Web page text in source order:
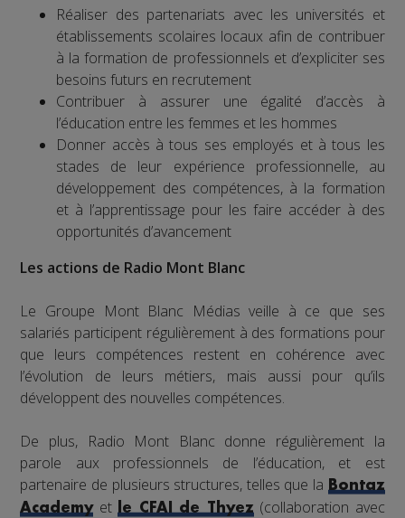
Réaliser des partenariats avec les universités et
établissements scolaires locaux afin de contribuer
à la formation de professionnels et d’expliciter ses
besoins futurs en recrutement
Contribuer à assurer une égalité d’accès à
l’éducation entre les femmes et les hommes
Donner accès à tous ses employés et à tous les
stades de leur expérience professionnelle, au
développement des compétences, à la formation
et à l’apprentissage pour les faire accéder à des
opportunités d’avancement
Les actions de Radio Mont Blanc
Le Groupe Mont Blanc Médias veille à ce que ses
salariés participent régulièrement à des formations pour
que leurs compétences restent en cohérence avec
l’évolution de leurs métiers, mais aussi pour qu’ils
développent des nouvelles compétences.
De plus, Radio Mont Blanc donne régulièrement la
parole aux professionnels de l’éducation, et est
partenaire de plusieurs structures, telles que la
Bontaz
Academyet le CFAI de Thyez(collaboration avec